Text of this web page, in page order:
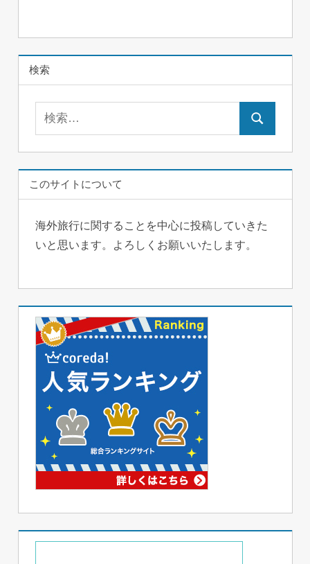
検索
検
このサイトについて
海外旅行に関することを中心に投稿していきた
いと思います。よろしくお願いいたします。